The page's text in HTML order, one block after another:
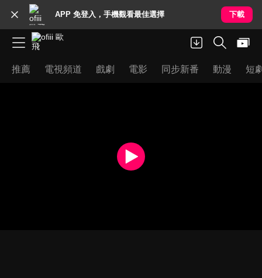
APP 免登入，手機觀看最佳選擇 下載
推薦 電視頻道 戲劇 電影 同步新番 動漫 短